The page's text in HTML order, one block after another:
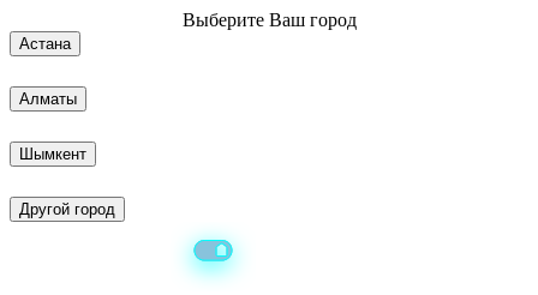
Выберите Ваш город
Астана
Алматы
Шымкент
Другой город